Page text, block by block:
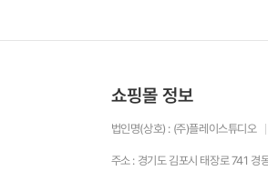
쇼핑몰 정보
법인명(상호) : (주)플레이스튜디오
주소 : 경기도 김포시 태장로 741 경